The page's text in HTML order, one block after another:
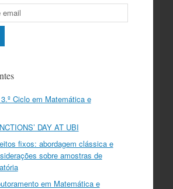
Ciclo em Matemática e
DAY AT UBI
fixos: abordagem clássica e
sobre amostras de
em Matemática e